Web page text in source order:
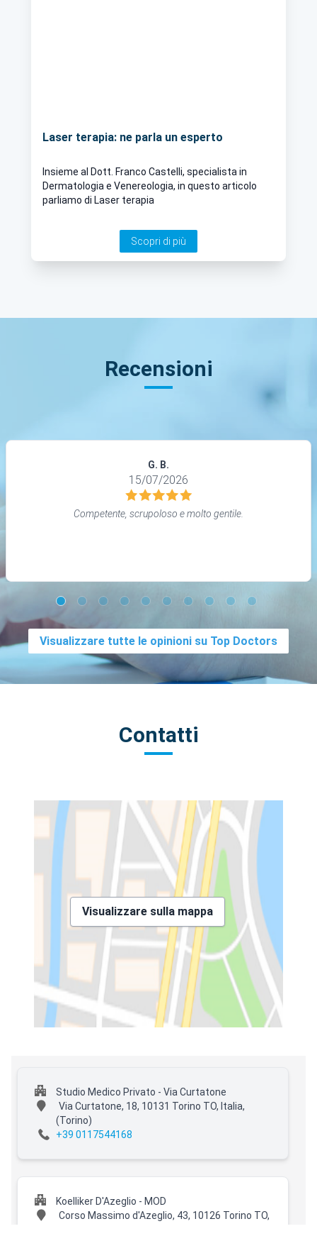
Laser terapia: ne parla un esperto
Insieme al Dott. Franco Castelli, specialista in
Dermatologia e Venereologia, in questo articolo
parliamo di Laser terapia
Scopri di più
Recensioni
G. B.
15/07/2026
Competente, scrupoloso e molto gentile.
Visualizzare tutte le opinioni su Top Doctors
Contatti
Visualizzare sulla mappa
Studio Medico Privato - Via Curtatone
Via Curtatone, 18, 10131 Torino TO, Italia,
(Torino)
+39 0117544168
Koelliker D'Azeglio - MOD
Corso Massimo d'Azeglio, 43, 10126 Torino TO,